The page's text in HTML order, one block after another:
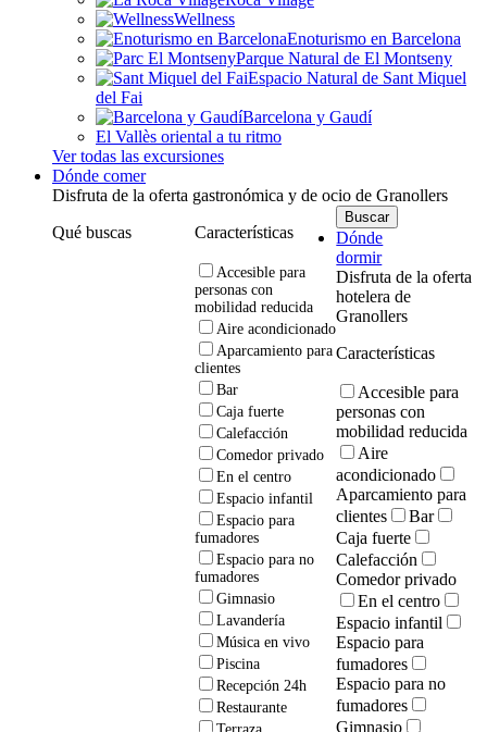
Wellness
Enoturismo en Barcelona
Parque Natural de El Montseny
Espacio Natural de Sant Miquel
del Fai
Barcelona y Gaudí
El Vallès oriental a tu ritmo
Ver todas las excursiones
Dónde comer
Disfruta de la oferta gastronómica y de ocio de Granollers
Qué buscas
Características
Accesible para
personas con
mobilidad reducida
Aire acondicionado
Aparcamiento para
clientes
Bar
Caja fuerte
Calefacción
Comedor privado
En el centro
Espacio infantil
Espacio para
fumadores
Espacio para no
fumadores
Gimnasio
Lavandería
Música en vivo
Piscina
Recepción 24h
Restaurante
Dónde
dormir
Disfruta de la oferta
hotelera de
Granollers
Características
Accesible para
personas con
mobilidad reducida
Aire
acondicionado
Aparcamiento para
clientes
Bar
Caja fuerte
Calefacción
Comedor privado
En el centro
Espacio infantil
Espacio para
fumadores
Espacio para no
fumadores
Gimnasio